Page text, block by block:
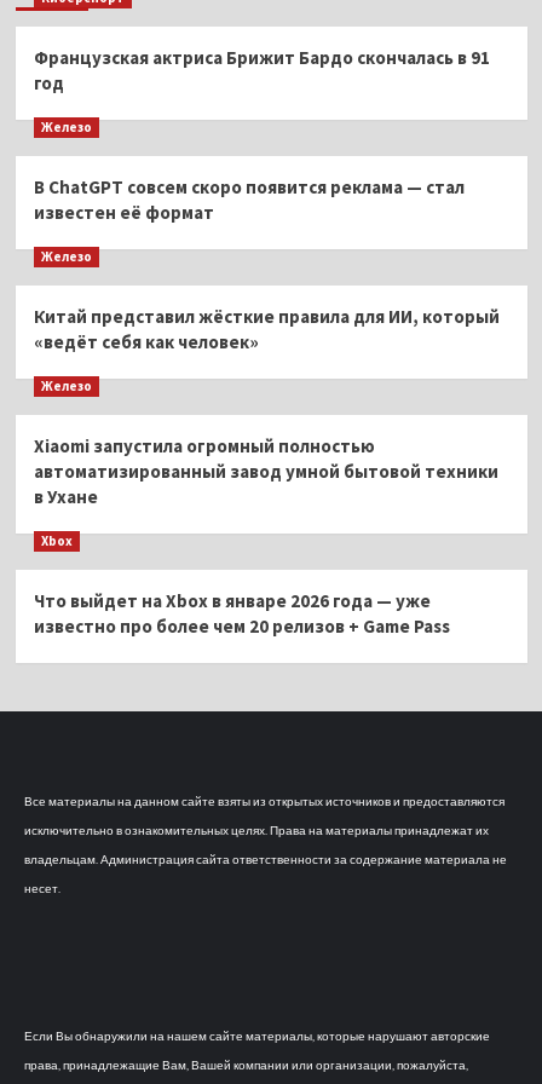
Французская актриса Брижит Бардо скончалась в 91
год
Железо
В ChatGPT совсем скоро появится реклама — стал
известен её формат
Железо
Китай представил жёсткие правила для ИИ, который
«ведёт себя как человек»
Железо
Xiaomi запустила огромный полностью
автоматизированный завод умной бытовой техники
в Ухане
Xbox
Что выйдет на Xbox в январе 2026 года — уже
известно про более чем 20 релизов + Game Pass
Все материалы на данном сайте взяты из открытых источников и предоставляются
исключительно в ознакомительных целях. Права на материалы принадлежат их
владельцам. Администрация сайта ответственности за содержание материала не
несет.
Если Вы обнаружили на нашем сайте материалы, которые нарушают авторские
права, принадлежащие Вам, Вашей компании или организации, пожалуйста,